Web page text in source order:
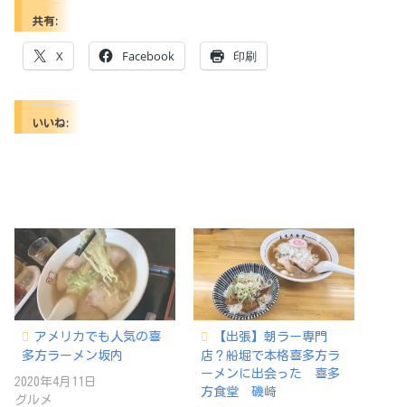
共有:
X Facebook 印刷
いいね:
アメリカでも人気の喜
多方ラーメン坂内
2020年4月11日
グルメ
【出張】朝ラー専門
店？船堀で本格喜多方ラ
ーメンに出会った 喜多
方食堂 磯崎